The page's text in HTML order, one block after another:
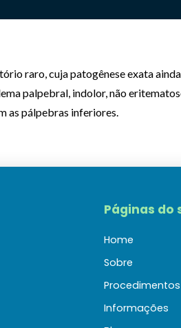
raro, cuja patogênese exata
palpebral, indolor, não
as pálpebras inferiores.
Páginas do
Home
Sobre
Procedimentos
Informações